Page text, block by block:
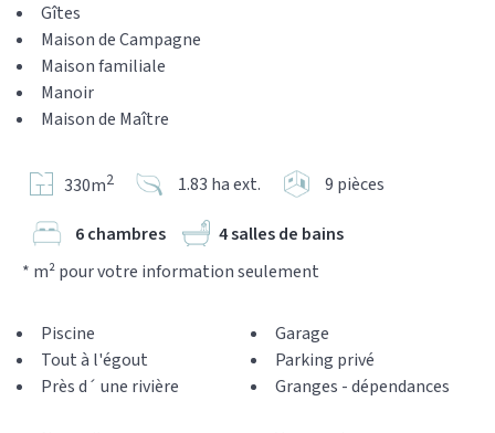
Gîtes
Maison de Campagne
Maison familiale
Manoir
Maison de Maître
330m2 1.83 ha ext. 9 pièces
6 chambres
4 salles de bains
* m² pour votre information seulement
Piscine
Tout à l'égout
Près d´ une rivière
Garage
Parking privé
Granges - dépendances